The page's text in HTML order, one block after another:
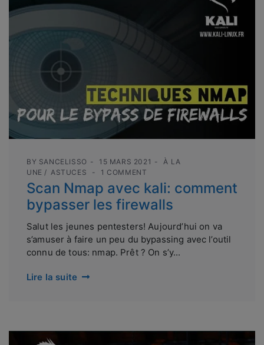
BY SANCELISSO 15 MARS 2021
À LA
UNE
ASTUCES 1 COMMENT
Scan Nmap avec kali: comment
bypasser les firewalls
Salut les jeunes pentesters! Aujourd’hui on va
s’amuser à faire un peu du bypassing avec l’outil
connu de tous: nmap. Prêt ? On s’y...
Lire la suite